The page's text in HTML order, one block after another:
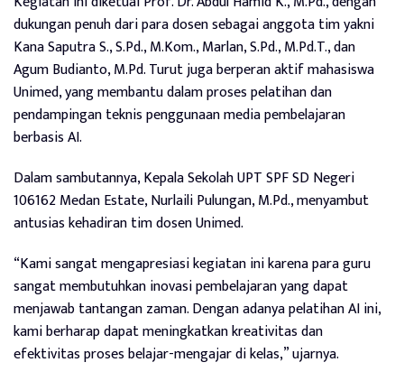
dukungan penuh dari para dosen sebagai anggota tim yakni
Kana Saputra S., S.Pd., M.Kom., Marlan, S.Pd., M.Pd.T., dan
Agum Budianto, M.Pd. Turut juga berperan aktif mahasiswa
Unimed, yang membantu dalam proses pelatihan dan
pendampingan teknis penggunaan media pembelajaran
berbasis AI.
Dalam sambutannya, Kepala Sekolah UPT SPF SD Negeri
106162 Medan Estate, Nurlaili Pulungan, M.Pd., menyambut
antusias kehadiran tim dosen Unimed.
“Kami sangat mengapresiasi kegiatan ini karena para guru
sangat membutuhkan inovasi pembelajaran yang dapat
menjawab tantangan zaman. Dengan adanya pelatihan AI ini,
kami berharap dapat meningkatkan kreativitas dan
efektivitas proses belajar-mengajar di kelas,” ujarnya.